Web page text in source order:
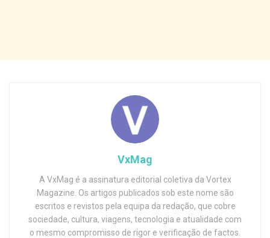
VxMag
A VxMag é a assinatura editorial coletiva da Vortex
Magazine. Os artigos publicados sob este nome são
escritos e revistos pela equipa da redação, que cobre
sociedade, cultura, viagens, tecnologia e atualidade com
o mesmo compromisso de rigor e verificação de factos.